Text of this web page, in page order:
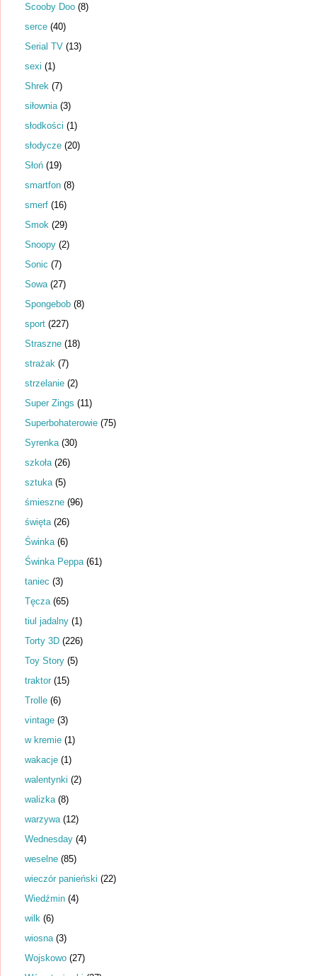
Scooby Doo (8)
serce (40)
Serial TV (13)
sexi (1)
Shrek (7)
siłownia (3)
słodkości (1)
słodycze (20)
Słoń (19)
smartfon (8)
smerf (16)
Smok (29)
Snoopy (2)
Sonic (7)
Sowa (27)
Spongebob (8)
sport (227)
Straszne (18)
strażak (7)
strzelanie (2)
Super Zings (11)
Superbohaterowie (75)
Syrenka (30)
szkoła (26)
sztuka (5)
śmieszne (96)
święta (26)
Świnka (6)
Świnka Peppa (61)
taniec (3)
Tęcza (65)
tiul jadalny (1)
Torty 3D (226)
Toy Story (5)
traktor (15)
Trolle (6)
vintage (3)
w kremie (1)
wakacje (1)
walentynki (2)
walizka (8)
warzywa (12)
Wednesday (4)
weselne (85)
wieczór panieński (22)
Wiedźmin (4)
wilk (6)
wiosna (3)
Wojskowo (27)